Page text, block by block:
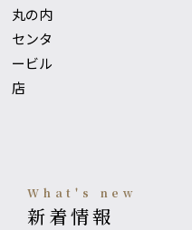
what's new
新着情報